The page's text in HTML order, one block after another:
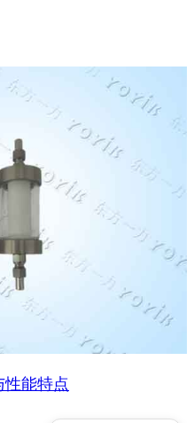
性能特点